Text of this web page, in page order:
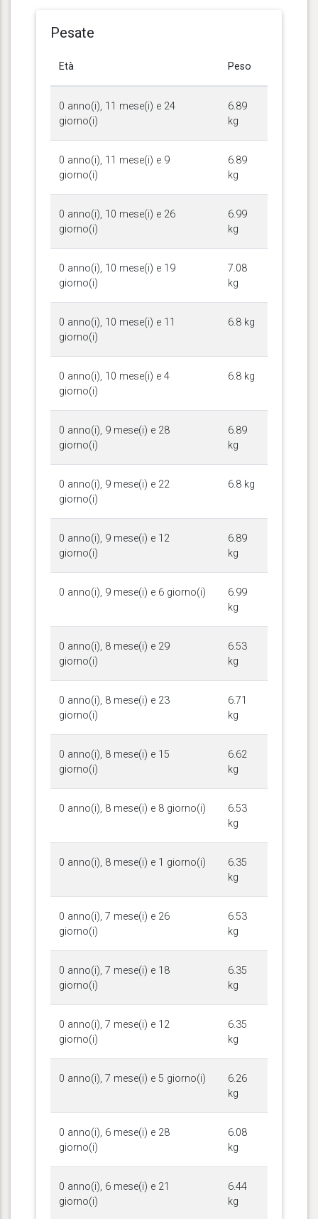
Pesate
Età Peso
0 anno(i), 11 mese(i) e 24
giorno(i)
6.89
kg
0 anno(i), 11 mese(i) e 9
giorno(i)
6.89
kg
0 anno(i), 10 mese(i) e 26
giorno(i)
6.99
kg
0 anno(i), 10 mese(i) e 19
giorno(i)
7.08
kg
0 anno(i), 10 mese(i) e 11
giorno(i)
6.8 kg
0 anno(i), 10 mese(i) e 4
giorno(i)
6.8 kg
0 anno(i), 9 mese(i) e 28
giorno(i)
6.89
kg
0 anno(i), 9 mese(i) e 22
giorno(i)
6.8 kg
0 anno(i), 9 mese(i) e 12
giorno(i)
6.89
kg
0 anno(i), 9 mese(i) e 6 giorno(i)
6.99
kg
0 anno(i), 8 mese(i) e 29
giorno(i)
6.53
kg
0 anno(i), 8 mese(i) e 23
giorno(i)
6.71
kg
0 anno(i), 8 mese(i) e 15
giorno(i)
6.62
kg
0 anno(i), 8 mese(i) e 8 giorno(i)
6.53
kg
0 anno(i), 8 mese(i) e 1 giorno(i)
6.35
kg
0 anno(i), 7 mese(i) e 26
giorno(i)
6.53
kg
0 anno(i), 7 mese(i) e 18
giorno(i)
6.35
kg
0 anno(i), 7 mese(i) e 12
giorno(i)
6.35
kg
0 anno(i), 7 mese(i) e 5 giorno(i)
6.26
kg
0 anno(i), 6 mese(i) e 28
giorno(i)
6.08
kg
0 anno(i), 6 mese(i) e 21
giorno(i)
6.44
kg